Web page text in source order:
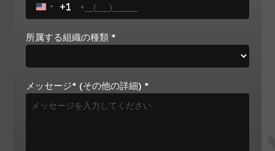
United States +1
+1
所属する組織の種類 *
メッセージ* (その他の詳細) *